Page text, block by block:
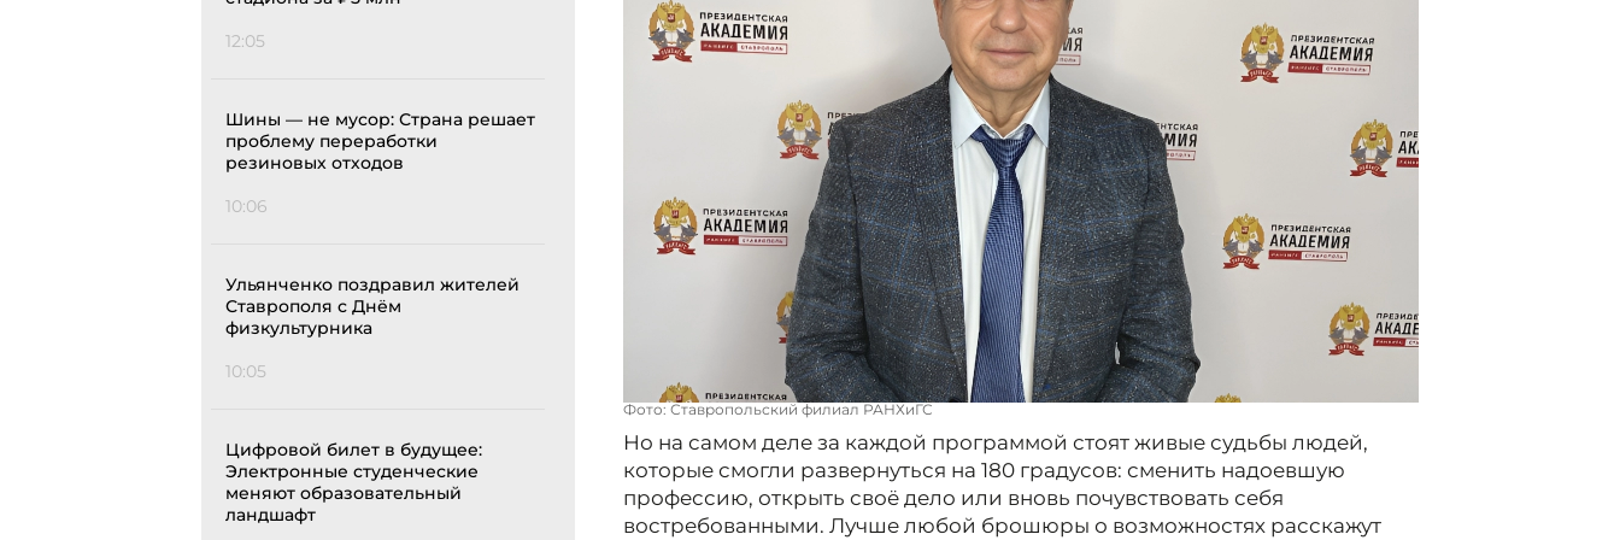
12:05
Шины — не мусор: Страна решает
проблему переработки
резиновых отходов
10:06
Ульянченко поздравил жителей
Ставрополя с Днём
физкультурника
10:05
Цифровой билет в будущее:
Электронные студенческие
меняют образовательный
ландшафт
Фото: Ставропольский филиал РАНХиГС
Но на самом деле за каждой программой стоят живые судьбы людей,
которые смогли развернуться на 180 градусов: сменить надоевшую
профессию, открыть своё дело или вновь почувствовать себя
востребованными. Лучше любой брошюры о возможностях расскажут